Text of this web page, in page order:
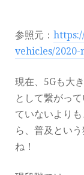
参照元：
vehicles/
現在、5Gも大
として繋がっ
ていないより
ら、普及とい
ね！